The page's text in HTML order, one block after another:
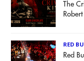
The
RED
Red